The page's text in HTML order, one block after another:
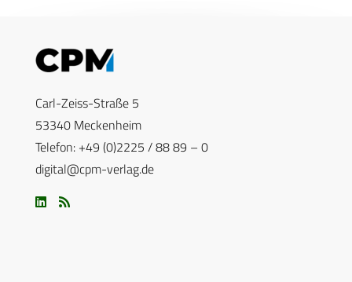
Carl-Zeiss-Straße 5
53340 Meckenheim
Telefon: +49 (0)2225 / 88 89 – 0
digital@cpm-verlag.de